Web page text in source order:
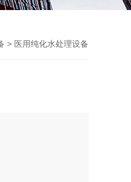
> 医用纯化水处理设备